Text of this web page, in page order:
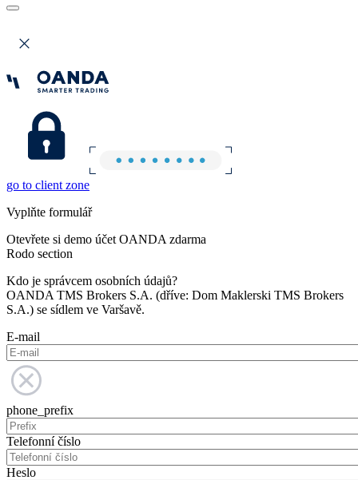
go to client zone
Vyplňte formulář
Otevřete si demo účet OANDA zdarma
Rodo section
Kdo je správcem osobních údajů?
OANDA TMS Brokers S.A. (dříve: Dom Maklerski TMS Brokers
S.A.) se sídlem ve Varšavě.
E-mail
phone_prefix
Telefonní číslo
Heslo